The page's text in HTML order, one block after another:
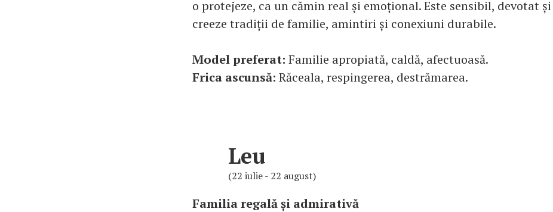
o protejeze, ca un cămin real și emoțional. Este sensibil, devotat
creeze tradiții de familie, amintiri și conexiuni durabile.
Model preferat: Familie apropiată, caldă, afectuoasă.
Frica ascunsă: Răceala, respingerea, destrămarea.
Leu
(22 iulie - 22 august)
Familia regală și admirativă